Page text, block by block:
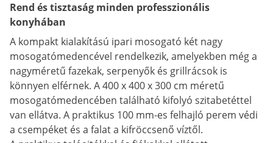
Rend és tisztaság minden professzionális
konyhában
A kompakt kialakítású ipari mosogató két nagy
mosogatómedencével rendelkezik, amelyekben még a
nagyméretű fazekak, serpenyők és grillrácsok is
könnyen elférnek. A 400 x 400 x 300 cm méretű
mosogatómedencében található kifolyó szitabetéttel
van ellátva. A praktikus 100 mm-es felhajló perem védi
a csempéket és a falat a kifröccsenő víztől.